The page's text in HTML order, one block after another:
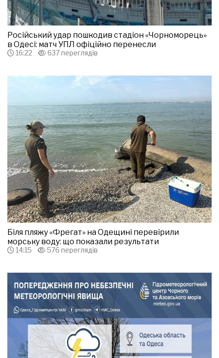
Російський удар пошкодив стадіон «Чорноморець»
в Одесі: матч УПЛ офіційно перенесли
16:22 637 переглядів
Біля пляжу «Фрегат» на Одещині перевірили
морську воду: що показали результати
14:15 576 переглядів